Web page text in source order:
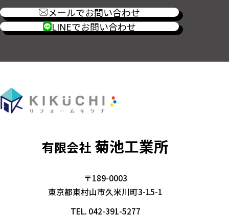
メールでお問い合わせ
LINEでお問い合わせ
有限会社 菊池工業所
〒189-0003
東京都東村山市久米川町3-15-1
TEL. 042-391-5277